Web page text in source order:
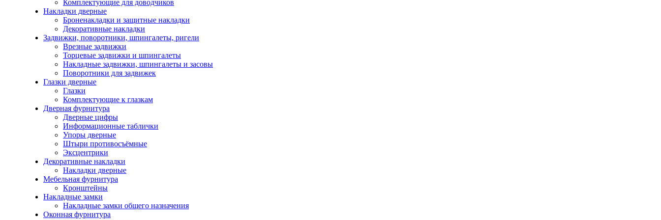
Комплектующие для доводчиков
Накладки дверные
Броненакладки и защитные накладки
Декоративные накладки
Задвижки, поворотники, шпингалеты, ригели
Врезные задвижки
Торцевые задвижки и шпингалеты
Накладные задвижки, шпингалеты и засовы
Поворотники для задвижек
Глазки дверные
Глазки
Комплектующие к глазкам
Дверная фурнитура
Дверные цифры
Информационные таблички
Упоры дверные
Штыри противосъёмные
Эксцентрики
Декоративные накладки
Накладки дверные
Мебельная фурнитура
Кронштейны
Накладные замки
Накладные замки общего назначения
Оконная фурнитура